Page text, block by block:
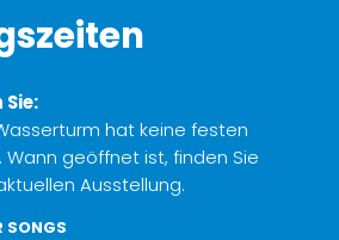
hat keine festen
Wann geöffnet ist, finden Sie
Ausstellung.
SONGS